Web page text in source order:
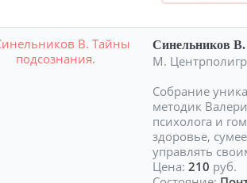
Синельников
М.
Собрание
методик
психолога и
здоровье,
управлять
Цена:210 руб.